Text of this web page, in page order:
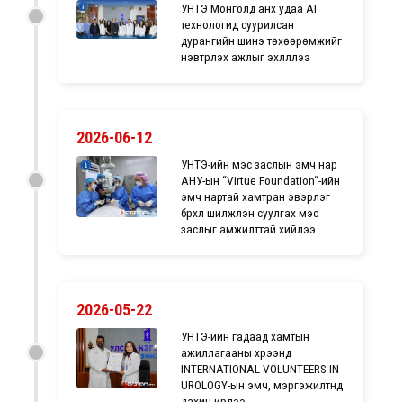
УНТЭ Монголд анх удаа AI
технологид суурилсан
дурангийн шинэ төхөөрөмжийг
нэвтрүүлэх ажлыг эхлүүллээ
2026-06-12
УНТЭ-ийн мэс заслын эмч нар
АНУ-ын “Virtue Foundation“-ийн
эмч нартай хамтран эвэрлэг
бүрхүүл шилжүүлэн суулгах мэс
заслыг амжилттай хийлээ
2026-05-22
УНТЭ-ийн гадаад хамтын
ажиллагааны хүрээнд
INTERNATIONAL VOLUNTEERS IN
UROLOGY-ын эмч, мэргэжилтнүүд